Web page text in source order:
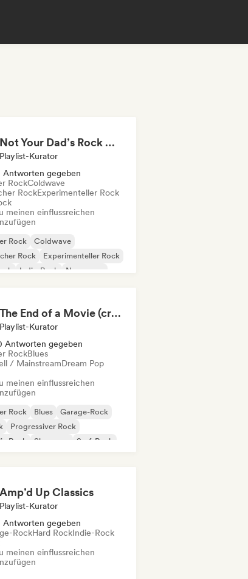
Not Your Dad’s Rock 🤘 Garage Rock, Alt-Rock & Indie Anthems
Kurator
Antworten gegeben
RockColdwave
RockExperimenteller Rock
meinen einflussreichen
Rock
Coldwave
Rock
Experimenteller Rock
Indie-Rock
New wave
The End of a Movie (credit scenes) 🎞️ Cinematic Dream Pop & Bedroom Indie
Kurator
Antworten gegeben
RockBlues
/ MainstreamDream Pop
meinen einflussreichen
Rock Blues
Garage-Rock
Progressiver Rock
Rock
Shoegaze Surf-Rock
Amp’d Up Classics
Kurator
Antworten gegeben
RockHard RockIndie-Rock
meinen einflussreichen